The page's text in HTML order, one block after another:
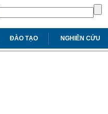
ĐÀO TẠO NGHIÊN CỨU